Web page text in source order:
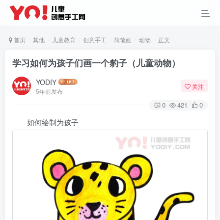
首页 其他 儿童教育 创意手工 简笔画 动物 正文
学习如何为孩子们画一个豹子（儿童动物）
YODIY
5年前发布
关注
0 421 0
如何绘制为孩子